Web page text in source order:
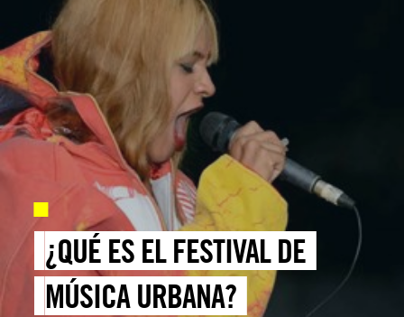
¿QUÉ ES EL FESTIVAL DE
MÚSICA URBANA?